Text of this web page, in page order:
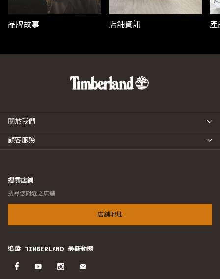
品牌故事 店舖資訊 產
關於我們
顧客服務
搜尋店舖
搜尋您附近之店舖
店舖地址
追蹤 TIMBERLAND 最新動態